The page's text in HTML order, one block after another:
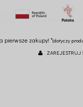
pierwsze zakupy! *(dotyczy
ZAREJESTRUJ